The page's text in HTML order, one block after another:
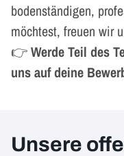
bodenständigen,
möchtest, freuen wir
👉Werde Teil des
uns auf deine
Unsere